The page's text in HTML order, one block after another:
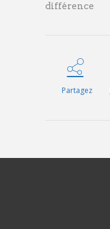
différence
Partagez